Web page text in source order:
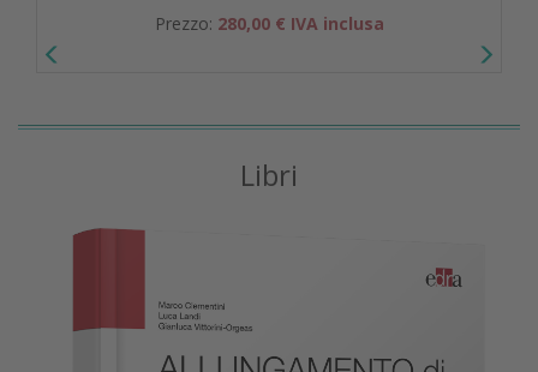
Prezzo: 280,00 € IVA inclusa
Libri